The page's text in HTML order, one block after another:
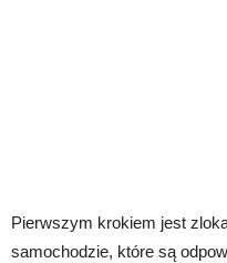
Pierwszym krokiem jest
samochodzie, które są